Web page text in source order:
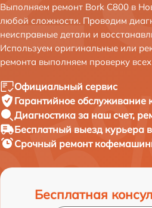
Выполняем ремонт Bork C800 в
любой сложности. Проводим
неисправные детали и
Используем оригинальные или
ремонта выполняем проверку
Официальный сервис
Гарантийное обслуживание
Диагностика за наш счет,
Бесплатный выезд курьера
Срочный ремонт
Бесплатная